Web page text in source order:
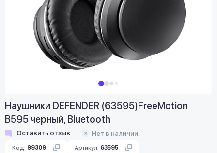
Наушники DEFENDER (63595)FreeMotion
B595 черный, Bluetooth
Оставить отзыв Нет в наличии
Код: 99309 Артикул: 63595